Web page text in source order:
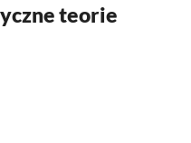
teorie